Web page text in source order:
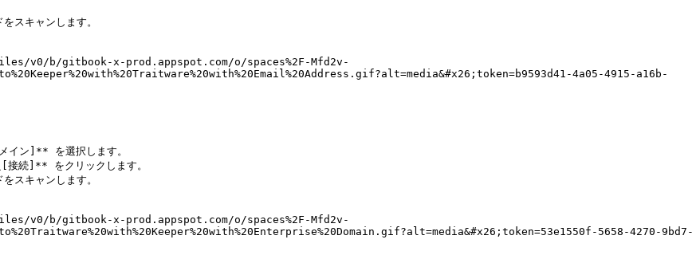
スキャンします。
b/gitbook-x-prod.appspot.com/o/spaces%2F-Mfd2v-
4a05-4915-a16b-
ン]** を選択します。
接続]** をクリックします。
スキャンします。
b/gitbook-x-prod.appspot.com/o/spaces%2F-Mfd2v-
5658-4270-9bd7-